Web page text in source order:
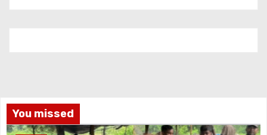
You missed